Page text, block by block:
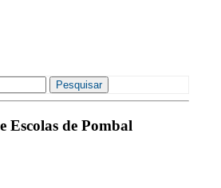
Pesquisar
Escolas de Pombal